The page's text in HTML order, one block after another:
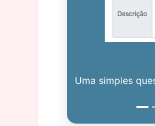
Uma simples